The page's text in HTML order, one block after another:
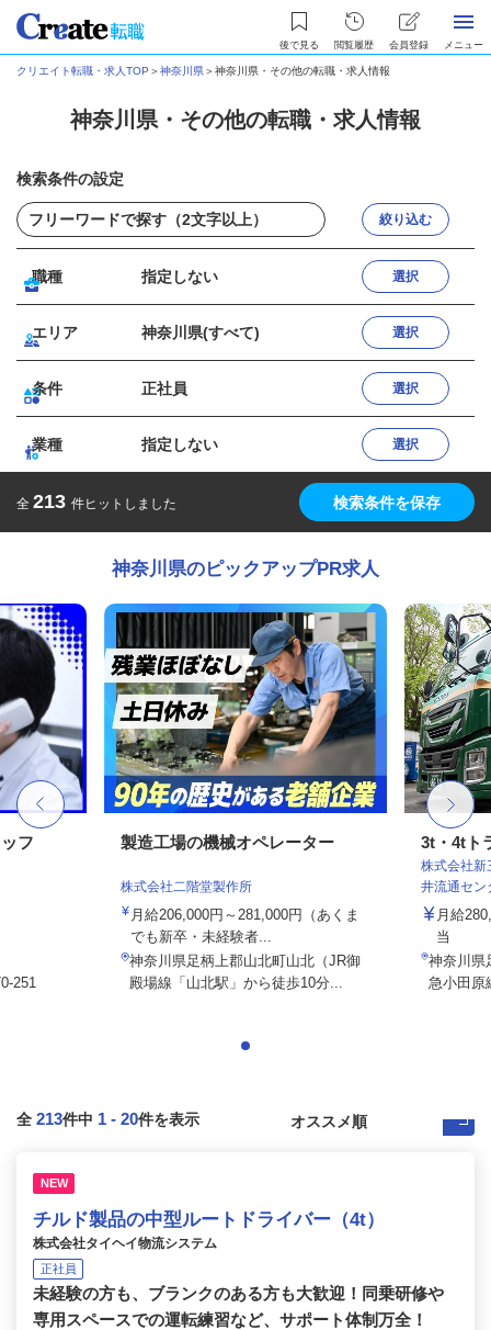
後で見る 閲覧履歴 会員登録 メニュー
クリエイト転職・求人TOP ＞神奈川県＞神奈川県・その他の転職・求人情報
神奈川県・その他の転職・求人情報
検索条件の設定
絞り込む
職種 指定しない 選択
エリア 神奈川県(すべて) 選択
条件 正社員 選択
業種 指定しない 選択
全 213 件ヒットしました 検索条件を保存
神奈川県のピックアップPR求人
フ
251
製造工場の機械オペレーター
株式会社二階堂製作所
月給206,000円～281,000円（あくま
でも新卒・未経験者...
神奈川県足柄上郡山北町山北（JR御
殿場線「山北駅」から徒歩10分...
3t・4tト
株式会社新
井流通セン
月給
当
神奈川県
急小田原
全 213件中 1 - 20件を表示
NEW
チルド製品の中型ルートドライバー（4t）
株式会社タイヘイ物流システム
正社員
未経験の方も、ブランクのある方も大歓迎！同乗研修や
専用スペースでの運転練習など、サポート体制万全！